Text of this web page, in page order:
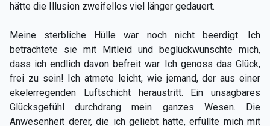
hätte die Illusion zweifellos viel länger gedauert.
Meine sterbliche Hülle war noch nicht beerdigt. Ich
betrachtete sie mit Mitleid und beglückwünschte mich,
dass ich endlich davon befreit war. Ich genoss das Glück,
frei zu sein! Ich atmete leicht, wie jemand, der aus einer
ekelerregenden Luftschicht heraustritt. Ein unsagbares
Glücksgefühl durchdrang mein ganzes Wesen. Die
Anwesenheit derer, die ich geliebt hatte, erfüllte mich mit